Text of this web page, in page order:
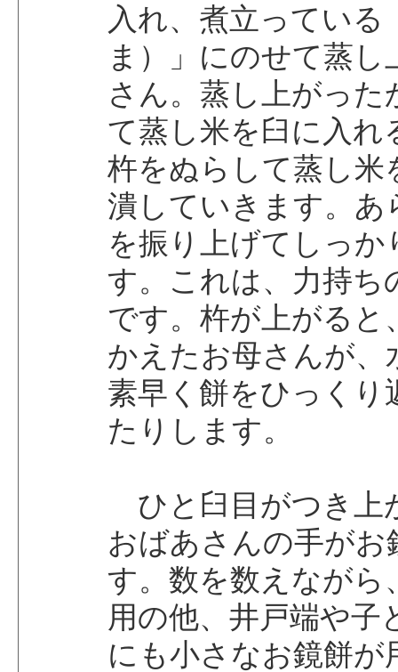
入れ、煮立っている
ま）」にのせて蒸
さん。蒸し上がっ
て蒸し米を臼に入れ
杵をぬらして蒸し米
潰していきます。あ
を振り上げてしっ
す。これは、力持ち
です。杵が上がると
かえたお母さんが、
素早く餅をひっくり
たりします。
ひと臼目がつき上
おばあさんの手がお
す。数を数えながら
用の他、井戸端や子
にも小さなお鏡餅が